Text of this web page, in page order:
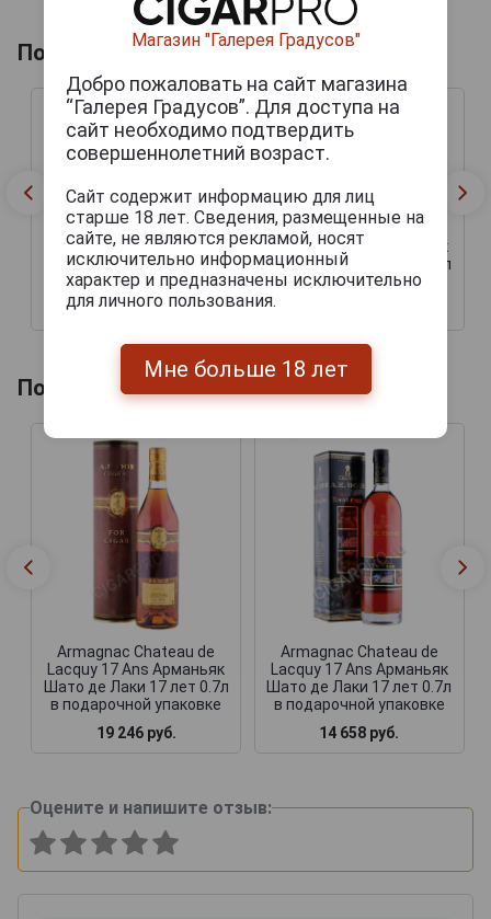
Похожие арманьяки
Armagnac Chateau de
Lacquy 17 Ans Арманьяк
Шато де Лаки 17 лет 0.7л
в подарочной упаковке
9 194 руб.
Armagnac Chateau de
Lacquy 17 Ans Арманьяк
Шато де Лаки 17 лет 0.7л
в подарочной упаковке
Похожие напитки по году производства
Armagnac Chateau de
Lacquy 17 Ans Арманьяк
Шато де Лаки 17 лет 0.7л
в подарочной упаковке
19 246 руб.
Armagnac Chateau de
Lacquy 17 Ans Арманьяк
Шато де Лаки 17 лет 0.7л
в подарочной упаковке
14 658 руб.
Оцените и напишите отзыв:
Магазин "Галерея Градусов"
Добро пожаловать на сайт магазина
“Галерея Градусов”. Для доступа на
сайт необходимо подтвердить
совершеннолетний возраст.
Сайт содержит информацию для лиц
старше 18 лет. Сведения, размещенные на
сайте, не являются рекламой, носят
исключительно информационный
характер и предназначены исключительно
для личного пользования.
Мне больше 18 лет